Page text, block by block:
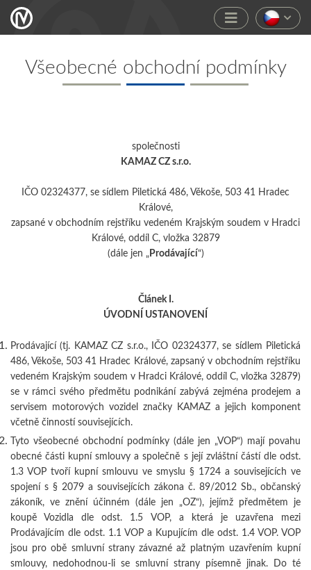
Všeobecné obchodní podmínky
společnosti
KAMAZ CZ s.r.o.
IČO 02324377, se sídlem Piletická 486, Věkoše, 503 41 Hradec
Králové,
zapsané v obchodním rejstříku vedeném Krajským soudem v Hradci
Králové, oddíl C, vložka 32879
(dále jen „Prodávající“)
Článek I.
ÚVODNÍ USTANOVENÍ
Prodávající (tj. KAMAZ CZ s.r.o., IČO 02324377, se sídlem Piletická
486, Věkoše, 503 41 Hradec Králové, zapsaný v obchodním rejstříku
vedeném Krajským soudem v Hradci Králové, oddíl C, vložka 32879)
se v rámci svého předmětu podnikání zabývá zejména prodejem a
servisem motorových vozidel značky KAMAZ a jejich komponent
včetně činností souvisejících.
Tyto všeobecné obchodní podmínky (dále jen „VOP“) mají povahu
obecné části kupní smlouvy a společně s její zvláštní částí dle odst.
1.3 VOP tvoří kupní smlouvu ve smyslu § 1724 a souvisejících ve
spojení s § 2079 a souvisejících zákona č. 89/2012 Sb., občanský
zákoník, ve znění účinném (dále jen „OZ“), jejímž předmětem je
koupě Vozidla dle odst. 1.5 VOP, a která je uzavřena mezi
Prodávajícím dle odst. 1.1 VOP a Kupujícím dle odst. 1.4 VOP. VOP
jsou pro obě smluvní strany závazné až platným uzavřením kupní
smlouvy, nedohodnou-li se smluvní strany písemně jinak. Do té